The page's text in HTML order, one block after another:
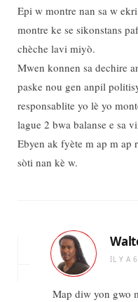
Epi w montre nan sa w
montre ke se sikonstans
chèche lavi miyò.
Mwen konnen sa dechire
paske nou gen anpil
responsablite yo lè yo
lague 2 bwa balanse e sa
Ebyen ak fyète m ap m ap
sòti nan kè w.
IL Y A
Map diw yon gwo